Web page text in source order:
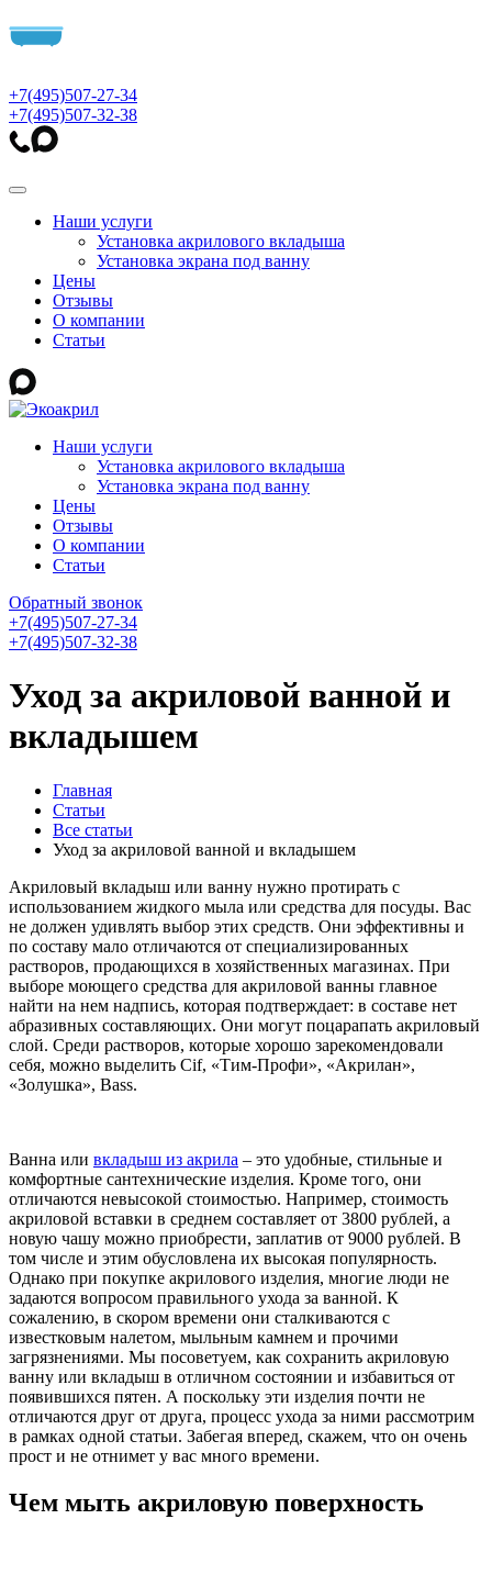
+7(495)507-27-34
+7(495)507-32-38
Наши услуги
Установка акрилового вкладыша
Установка экрана под ванну
Цены
Отзывы
О компании
Статьи
Наши услуги
Установка акрилового вкладыша
Установка экрана под ванну
Цены
Отзывы
О компании
Статьи
Обратный звонок
+7(495)507-27-34
+7(495)507-32-38
Уход за акриловой ванной и
вкладышем
Главная
Статьи
Все статьи
Уход за акриловой ванной и вкладышем
Акриловый вкладыш или ванну нужно протирать с
использованием жидкого мыла или средства для посуды. Вас
не должен удивлять выбор этих средств. Они эффективны и
по составу мало отличаются от специализированных
растворов, продающихся в хозяйственных магазинах. При
выборе моющего средства для акриловой ванны главное
найти на нем надпись, которая подтверждает: в составе нет
абразивных составляющих. Они могут поцарапать акриловый
слой. Среди растворов, которые хорошо зарекомендовали
себя, можно выделить Cif, «Тим-Профи», «Акрилан»,
«Золушка», Bass.
Ванна или вкладыш из акрила – это удобные, стильные и
комфортные сантехнические изделия. Кроме того, они
отличаются невысокой стоимостью. Например, стоимость
акриловой вставки в среднем составляет от 3800 рублей, а
новую чашу можно приобрести, заплатив от 9000 рублей. В
том числе и этим обусловлена их высокая популярность.
Однако при покупке акрилового изделия, многие люди не
задаются вопросом правильного ухода за ванной. К
сожалению, в скором времени они сталкиваются с
известковым налетом, мыльным камнем и прочими
загрязнениями. Мы посоветуем, как сохранить акриловую
ванну или вкладыш в отличном состоянии и избавиться от
появившихся пятен. А поскольку эти изделия почти не
отличаются друг от друга, процесс ухода за ними рассмотрим
в рамках одной статьи. Забегая вперед, скажем, что он очень
прост и не отнимет у вас много времени.
Чем мыть акриловую поверхность